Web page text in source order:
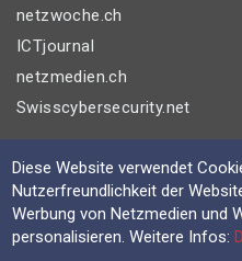
netzwoche.ch
ICTjournal
netzmedien.ch
Swisscybersecurity.net
© NETZMEDIEN AG 2026
Impressum
AGB
Nutzungsbestimmungen
Diese Website verwendet
Nutzerfreundlichkeit der
Werbung von Netzmedien und
personalisieren. Weitere Infos: